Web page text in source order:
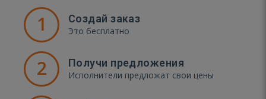
1 Создай заказ
Это бесплатно
2 Получи предложения
Исполнители предложат свои цены